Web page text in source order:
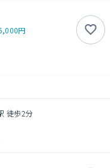
円
徒歩2分